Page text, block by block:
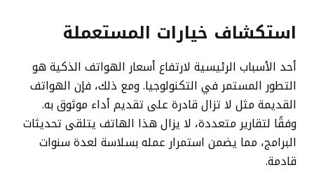
استكشاف خيارات المستعملة
أحد الأسباب الرئيسية لارتفاع أسعار الهواتف الذكية هو
التطور المستمر في التكنولوجيا. ومع ذلك، فإن الهواتف
القديمة مثل لا تزال قادرة على تقديم أداء موثوق به.
وفقًا لتقارير متعددة، لا يزال هذا الهاتف يتلقى تحديثات
البرامج، مما يضمن استمرار عمله بسلاسة لعدة سنوات
قادمة.